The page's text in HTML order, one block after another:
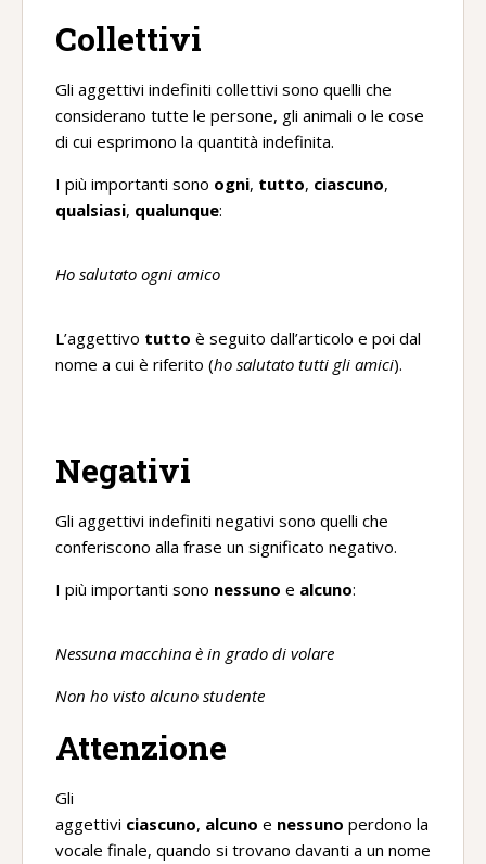
Collettivi
Gli aggettivi indefiniti collettivi sono quelli che
considerano tutte le persone, gli animali o le cose
di cui esprimono la quantità indefinita.
I più importanti sono ogni, tutto, ciascuno,
qualsiasi, qualunque:
Ho salutato ogni amico
L’aggettivo tutto è seguito dall’articolo e poi dal
nome a cui è riferito (ho salutato tutti gli amici).
Negativi
Gli aggettivi indefiniti negativi sono quelli che
conferiscono alla frase un significato negativo.
I più importanti sono nessuno e alcuno:
Nessuna macchina è in grado di volare
Non ho visto alcuno studente
Attenzione
Gli
aggettivi ciascuno, alcuno e nessuno perdono la
vocale finale, quando si trovano davanti a un nome